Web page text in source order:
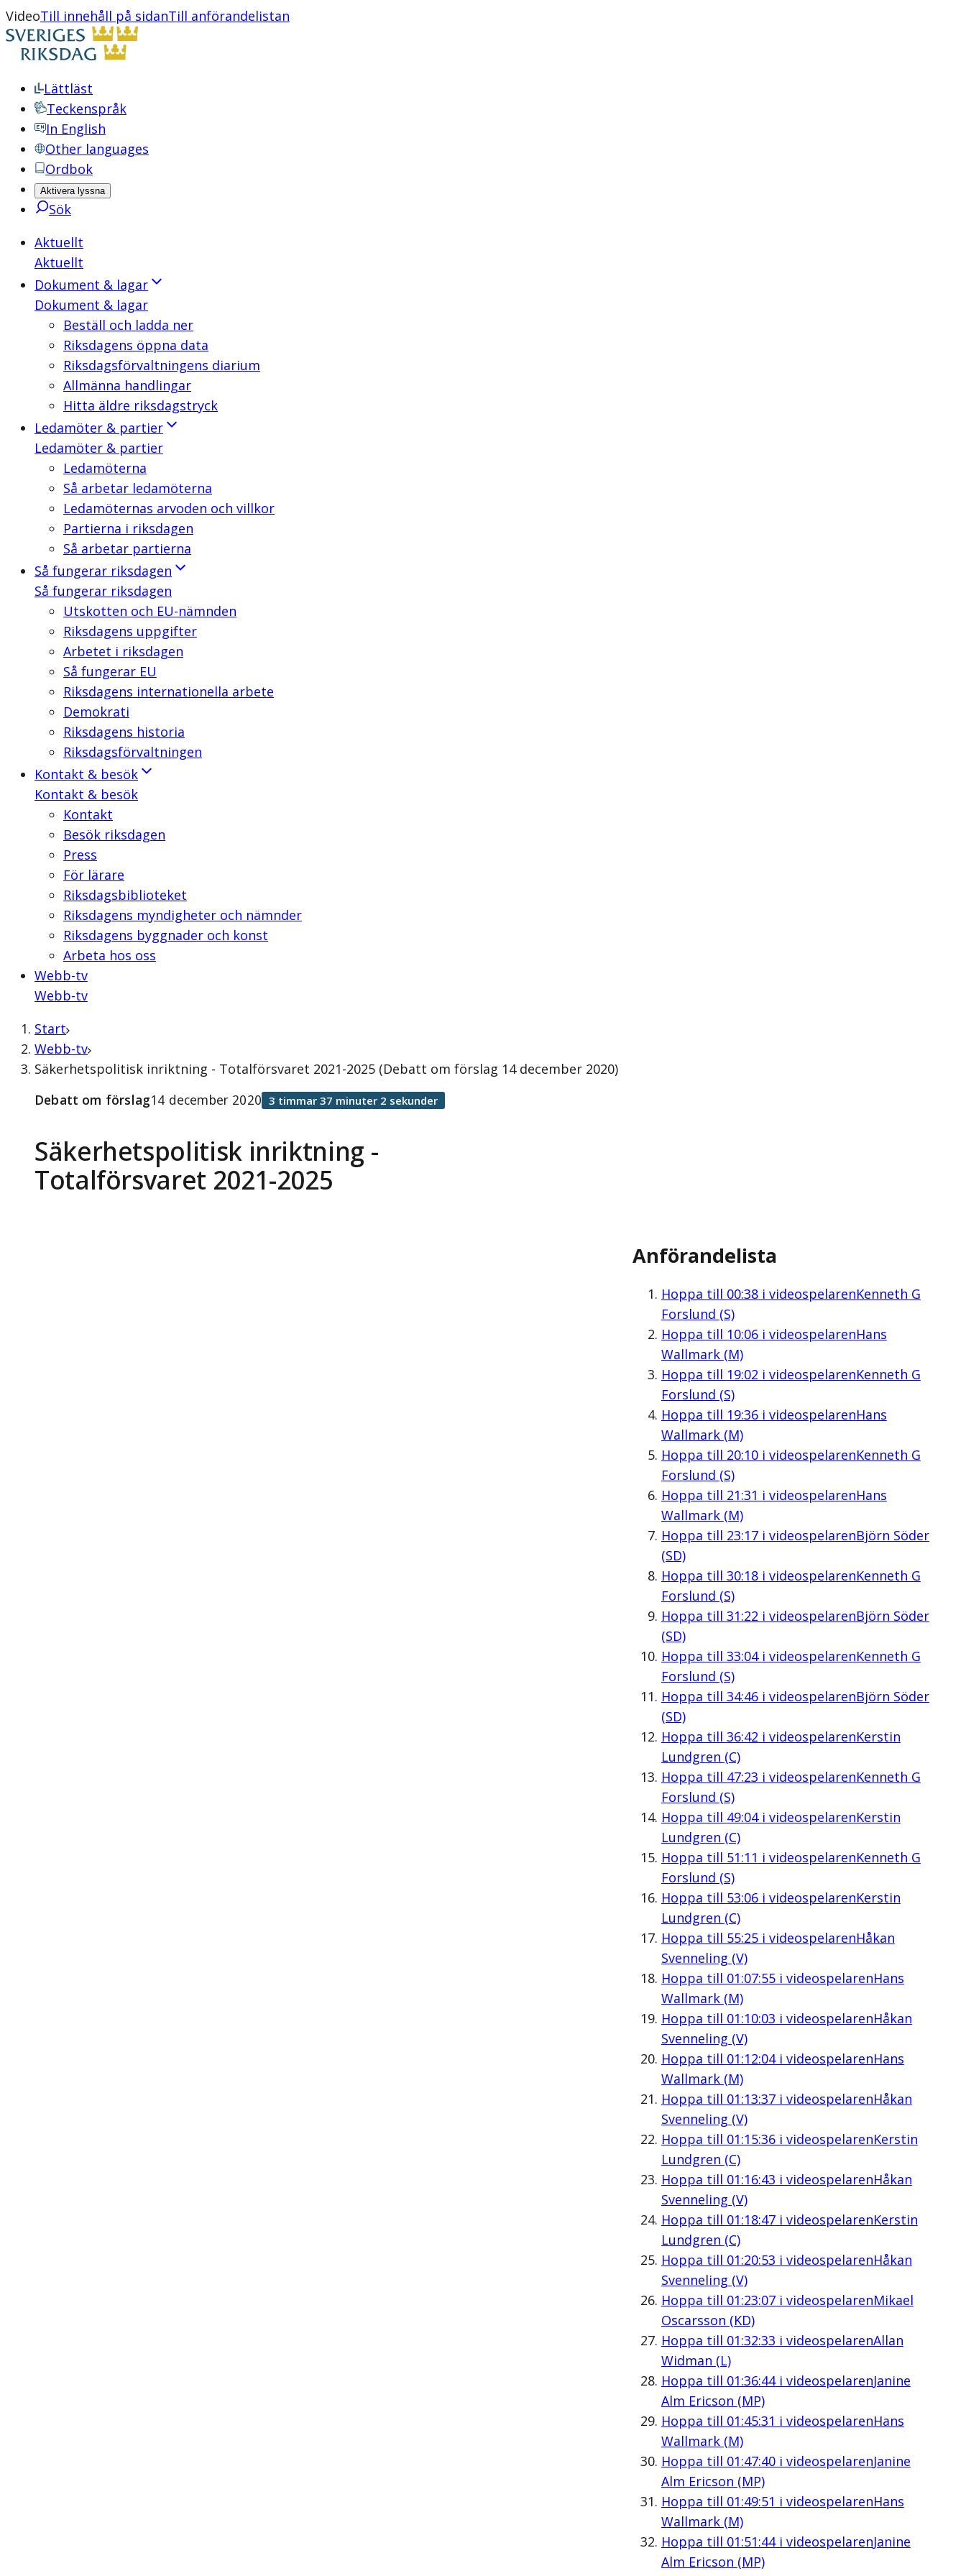
VideoTill innehåll på sidanTill anförandelistan
Lättläst
Teckenspråk
In English
Other languages
Ordbok
Aktivera lyssna
Sök
Aktuellt
Aktuellt
Dokument & lagar
Dokument & lagar
Beställ och ladda ner
Riksdagens öppna data
Riksdagsförvaltningens diarium
Allmänna handlingar
Hitta äldre riksdagstryck
Ledamöter & partier
Ledamöter & partier
Ledamöterna
Så arbetar ledamöterna
Ledamöternas arvoden och villkor
Partierna i riksdagen
Så arbetar partierna
Så fungerar riksdagen
Så fungerar riksdagen
Utskotten och EU-nämnden
Riksdagens uppgifter
Arbetet i riksdagen
Så fungerar EU
Riksdagens internationella arbete
Demokrati
Riksdagens historia
Riksdagsförvaltningen
Kontakt & besök
Kontakt & besök
Kontakt
Besök riksdagen
Press
För lärare
Riksdagsbiblioteket
Riksdagens myndigheter och nämnder
Riksdagens byggnader och konst
Arbeta hos oss
Webb-tv
Webb-tv
Start
Webb-tv
Säkerhetspolitisk inriktning - Totalförsvaret 2021-2025 (Debatt om förslag 14 december 2020)
Säkerhetspolitisk inriktning -
Totalförsvaret 2021-2025
Debatt om förslag14 december 2020 3 timmar 37 minuter 2 sekunder
Anförandelista
Hoppa till 00:38i videospelarenKenneth G
Forslund (S)
Hoppa till 10:06i videospelarenHans
Wallmark (M)
Hoppa till 19:02 i videospelarenKenneth G
Forslund (S)
Hoppa till 19:36i videospelarenHans
Wallmark (M)
Hoppa till 20:10i videospelarenKenneth G
Forslund (S)
Hoppa till 21:31 i videospelarenHans
Wallmark (M)
Hoppa till 23:17i videospelarenBjörn Söder
(SD)
Hoppa till 30:18i videospelarenKenneth G
Forslund (S)
Hoppa till 31:22 i videospelarenBjörn Söder
(SD)
Hoppa till 33:04i videospelarenKenneth G
Forslund (S)
Hoppa till 34:46i videospelarenBjörn Söder
(SD)
Hoppa till 36:42 i videospelarenKerstin
Lundgren (C)
Hoppa till 47:23 i videospelarenKenneth G
Forslund (S)
Hoppa till 49:04i videospelarenKerstin
Lundgren (C)
Hoppa till 51:11 i videospelarenKenneth G
Forslund (S)
Hoppa till 53:06i videospelarenKerstin
Lundgren (C)
Hoppa till 55:25i videospelarenHåkan
Svenneling (V)
Hoppa till 01:07:55i videospelarenHans
Wallmark (M)
Hoppa till 01:10:03 i videospelarenHåkan
Svenneling (V)
Hoppa till 01:12:04i videospelarenHans
Wallmark (M)
Hoppa till 01:13:37i videospelarenHåkan
Svenneling (V)
Hoppa till 01:15:36i videospelarenKerstin
Lundgren (C)
Hoppa till 01:16:43 i videospelarenHåkan
Svenneling (V)
Hoppa till 01:18:47i videospelarenKerstin
Lundgren (C)
Hoppa till 01:20:53 i videospelarenHåkan
Svenneling (V)
Hoppa till 01:23:07i videospelarenMikael
Oscarsson (KD)
Hoppa till 01:32:33 i videospelarenAllan
Widman (L)
Hoppa till 01:36:44i videospelarenJanine
Alm Ericson (MP)
Hoppa till 01:45:31 i videospelarenHans
Wallmark (M)
Hoppa till 01:47:40i videospelarenJanine
Alm Ericson (MP)
Hoppa till 01:49:51 i videospelarenHans
Wallmark (M)
Hoppa till 01:51:44i videospelarenJanine
Alm Ericson (MP)